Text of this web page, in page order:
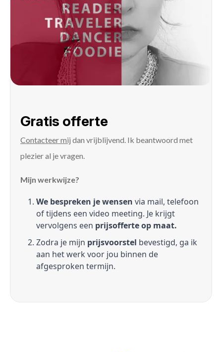
Gratis offerte
Contacteer mij dan vrijblijvend. Ik beantwoord met
plezier al je vragen.
Mijn werkwijze?
We bespreken je wensen via mail, telefoon
of tijdens een video meeting. Je krijgt
vervolgens een prijsofferte op maat.
Zodra je mijn prijsvoorstel bevestigd, ga ik
aan het werk voor jou binnen de
afgesproken termijn.